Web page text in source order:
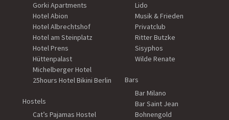
Gorki Apartments
Hotel Abion
Hotel Albrechtshof
Hotel am Steinplatz
Hotel Prens
Hüttenpalast
Michelberger Hotel
25hours Hotel Bikini Berlin
Hostels
Cat’s Pajamas Hostel
Lido
Musik & Frieden
Privatclub
Ritter Butzke
Sisyphos
Wilde Renate
Bars
Bar Milano
Bar Saint Jean
Bohnengold